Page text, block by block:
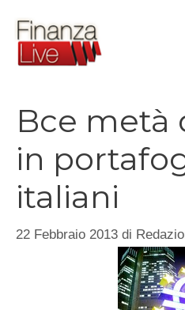
contenuto
Bce metà
in
italiani
22 Febbraio 2013 di